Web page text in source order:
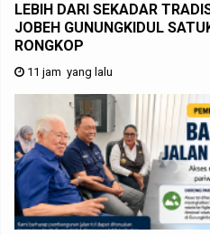
LEBIH DARI SEKADAR
JOBEH GUNUNGKIDUL
RONGKOP
11 jam yang lalu